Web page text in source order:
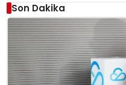
Son Dakika